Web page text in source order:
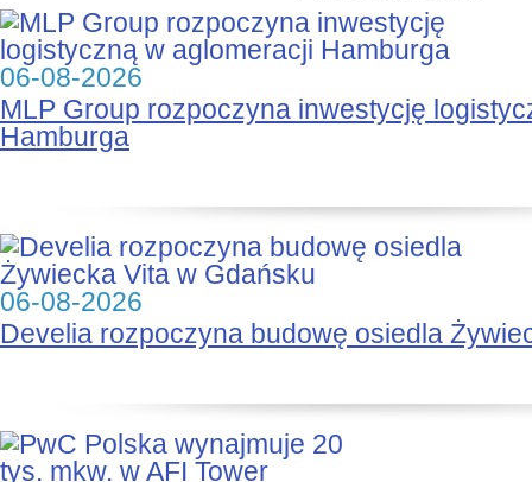
06-08-2026
MLP Group rozpoczyna inwestycję
Hamburga
06-08-2026
Develia rozpoczyna budowę osiedla